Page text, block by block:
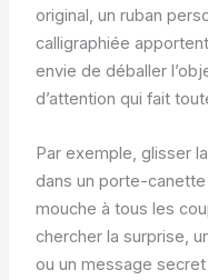
original, un ruban
calligraphiée
envie de déballer
d’attention qui fait
Par exemple, glisser
dans un porte-
mouche à tous les
chercher la surprise,
ou un message